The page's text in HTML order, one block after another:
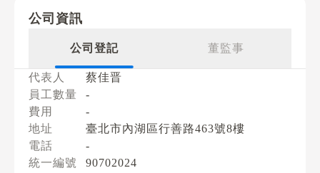
公司資訊
公司登記 董監事
代表人
蔡佳晋
員工數量
-
費用
-
地址
臺北市內湖區行善路463號8樓
電話
-
統一編號
90702024